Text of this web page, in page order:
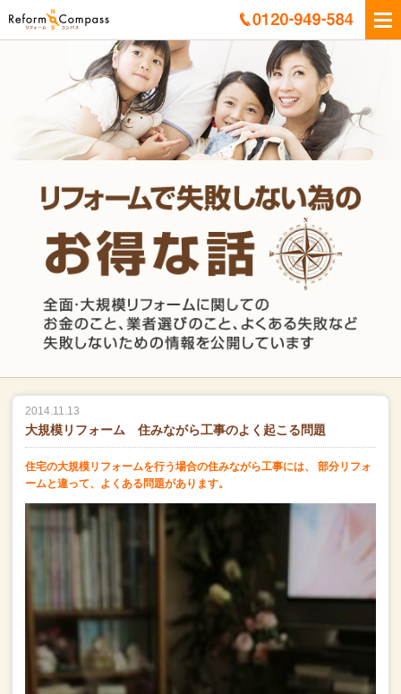
2014.11.13
大規模リフォーム 住みながら工事のよく起こる問題
住宅の大規模リフォームを行う場合の住みながら工事には、
部分リフォ
ームと違って、よくある問題があります。